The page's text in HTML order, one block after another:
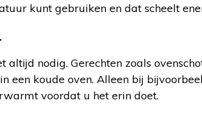
kunt gebruiken en dat scheelt
altijd nodig. Gerechten zoals
een koude oven. Alleen bij
voordat u het erin doet.